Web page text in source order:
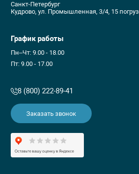
Санкт-Петербург
Кудрово, ул. Промышленная, 3/4, 15
График работы
Пн–Чт: 9.00 - 18.00
Пт: 9.00 - 17.00
8 (800) 222-89-41
Заказать звонок